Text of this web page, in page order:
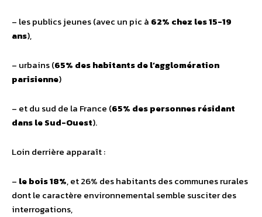
– les publics jeunes (avec un pic à 62% chez les 15-19
ans),
– urbains (65% des habitants de l’agglomération
parisienne)
– et du sud de la France (65% des personnes résidant
dans le Sud-Ouest).
Loin derrière apparaît :
– le bois18%, et 26% des habitants des communes rurales
dont le caractère environnemental semble susciter des
interrogations,